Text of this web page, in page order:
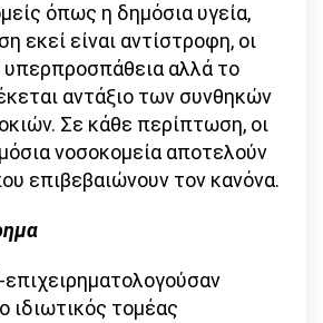
όπως η δημόσια υγεία,
εκεί είναι αντίστροφη, οι
υπερπροσπάθεια αλλά το
αντάξιο των συνθηκών
Σε κάθε περίπτωση, οι
νοσοκομεία αποτελούν
επιβεβαιώνουν τον κανόνα.
επιχειρηματολογούσαν
ιδιωτικός τομέας